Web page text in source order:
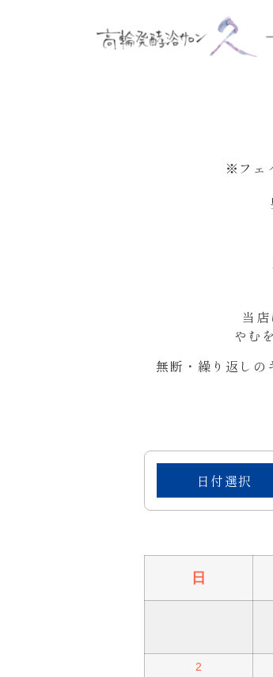
※フェ
当
やむ
無断・繰り返しの
日付選択
日
2